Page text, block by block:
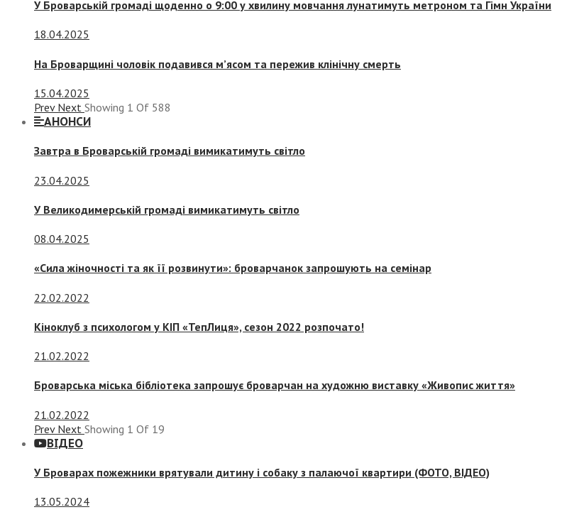
У Броварській громаді щоденно о 9:00 у хвилину мовчання лунатимуть метроном та Гімн України
18.04.2025
На Броварщині чоловік подавився м’ясом та пережив клінічну смерть
15.04.2025
Prev Next Showing 1 Of 588
АНОНСИ
Завтра в Броварській громаді вимикатимуть світло
23.04.2025
У Великодимерській громаді вимикатимуть світло
08.04.2025
«Сила жіночності та як її розвинути»: броварчанок запрошують на семінар
22.02.2022
Кіноклуб з психологом у КІП «ТепЛиця», сезон 2022 розпочато!
21.02.2022
Броварська міська бібліотека запрошує броварчан на художню виставку «Живопис життя»
21.02.2022
Prev Next Showing 1 Of 19
ВІДЕО
У Броварах пожежники врятували дитину і собаку з палаючої квартири (ФОТО, ВІДЕО)
13.05.2024